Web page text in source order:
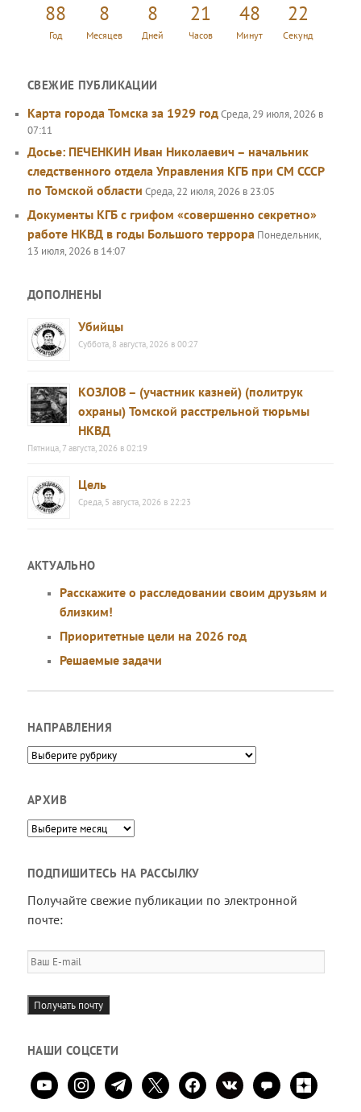
88
Год
8
Месяцев
8
Дней
21
Часов
48
Минут
22
Секунд
СВЕЖИЕ ПУБЛИКАЦИИ
Карта города Томска за 1929 годСреда, 29 июля, 2026 в
07:11
Досье: ПЕЧЕНКИН Иван Николаевич – начальник
следственного отдела Управления КГБ при СМ СССР
по Томской области Среда, 22 июля, 2026 в 23:05
Документы КГБ с грифом «совершенно секретно»
работе НКВД в годы Большого террора Понедельник,
13 июля, 2026 в 14:07
ДОПОЛНЕНЫ
Убийцы
Суббота, 8 августа, 2026 в 00:27
КОЗЛОВ – (участник казней) (политрук
охраны) Томской расстрельной тюрьмы
НКВД
Пятница, 7 августа, 2026 в 02:19
Цель
Среда, 5 августа, 2026 в 22:23
АКТУАЛЬНО
Расскажите о расследовании своим друзьям и
близким!
Приоритетные цели на 2026 год
Решаемые задачи
НАПРАВЛЕНИЯ
Направления
АРХИВ
Архив
ПОДПИШИТЕСЬ НА РАССЫЛКУ
Получайте свежие публикации по электронной
почте:
Ваш
E-
mail
Получать почту
НАШИ СОЦСЕТИ
youtubeinstagramtelegram
x facebookvkontaktecomment
zen-
yandex